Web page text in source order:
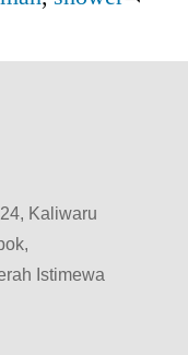
Kaliwaru
Istimewa